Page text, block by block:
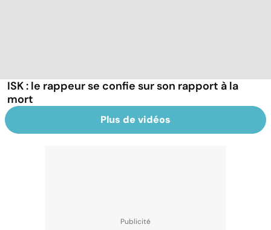
ISK : le rappeur se confie sur son rapport à la
mort
Plus de vidéos